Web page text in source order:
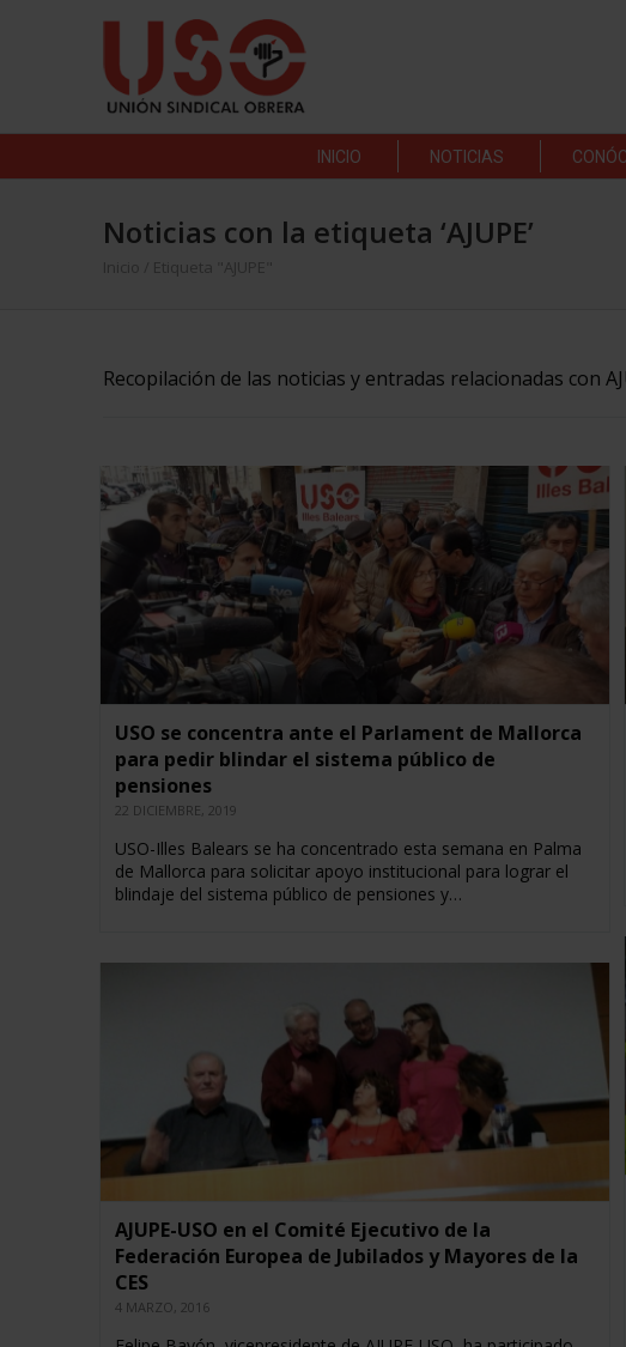
INICIO NOTICIAS
Noticias con la etiqueta ‘AJUPE’
Inicio Etiqueta "AJUPE"
Recopilación de las noticias y entradas relacionadas con
USO se concentra ante el Parlament de Mallorca
para pedir blindar el sistema público de
pensiones
22 DICIEMBRE, 2019
USO-Illes Balears se ha concentrado esta semana en Palma
de Mallorca para solicitar apoyo institucional para lograr el
blindaje del sistema público de pensiones y…
AJUPE-USO en el Comité Ejecutivo de la
Federación Europea de Jubilados y Mayores de la
CES
4 MARZO, 2016